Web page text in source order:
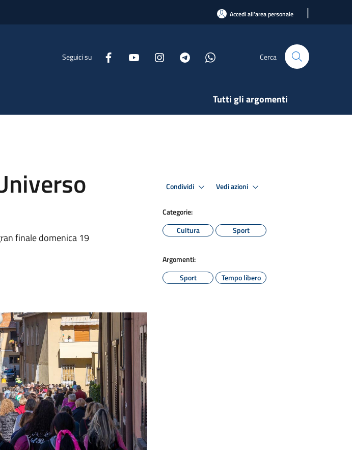
Accedi all'area personale |
Seguici su Cerca
Tutti gli argomenti
finale domenica 19
Condividi Vedi azioni
Categorie:
Cultura
Sport
Argomenti:
Sport
Tempo libero